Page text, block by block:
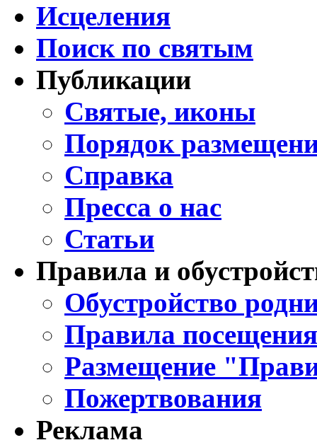
Исцеления
Поиск по святым
Публикации
Святые, иконы
Порядок
Справка
Пресса о нас
Статьи
Правила и
Обустройство
Правила
Размещение
Пожертвования
Реклама